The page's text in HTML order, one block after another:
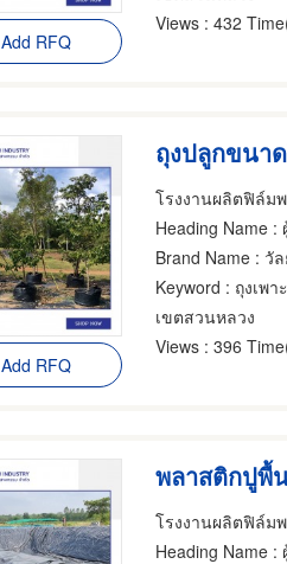
Add RFQ
Views : 432
Add RFQ
Heading Name :
Brand Name : วั
Keyword : ถุงเพ
เขตสวนหลวง
Views : 396
Heading Name :